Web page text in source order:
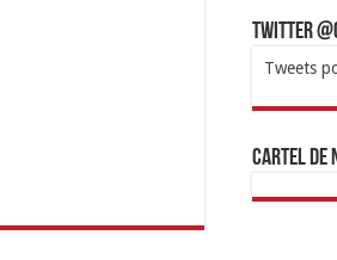
Twitter
Tweets
1xbet
https://
Cartel de